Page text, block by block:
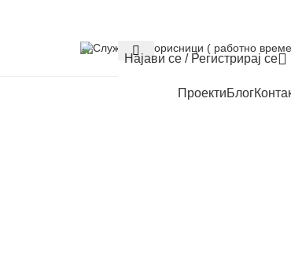
Служба за корисници ( работно
Најави се / Регистрирај се
ПроектиБлог